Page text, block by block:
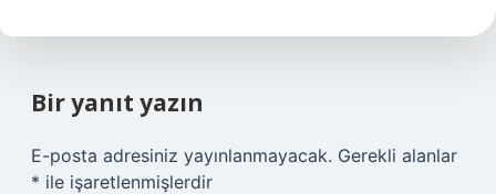
Bir yanıt yazın
E-posta adresiniz yayınlanmayacak. Gerekli alanlar
* ile işaretlenmişlerdir